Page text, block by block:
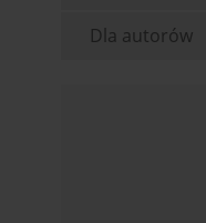
Dla autorów